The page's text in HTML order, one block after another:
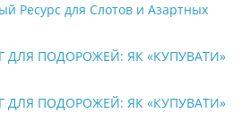
Ресурс для Слотов и Азартных
ПОДОРОЖЕЙ: ЯК «КУПУВАТИ»
ПОДОРОЖЕЙ: ЯК «КУПУВАТИ»